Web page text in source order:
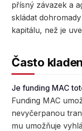
přísný závazek a
skládat
kapitálu, než je
Často
Je funding MAC
Funding MAC
nevyčerpanou
mu umožňuje